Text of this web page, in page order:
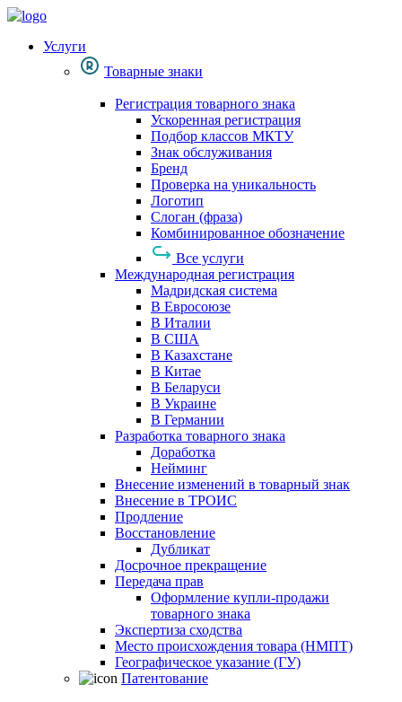
Услуги
Товарные знаки
Регистрация товарного знака
Ускоренная регистрация
Подбор классов МКТУ
Знак обслуживания
Бренд
Проверка на уникальность
Логотип
Слоган (фраза)
Комбинированное обозначение
Все услуги
Международная регистрация
Мадридская система
В Евросоюзе
В Италии
В США
В Казахстане
В Китае
В Беларуси
В Украине
В Германии
Разработка товарного знака
Доработка
Нейминг
Внесение изменений в товарный знак
Внесение в ТРОИС
Продление
Восстановление
Дубликат
Досрочное прекращение
Передача прав
Оформление купли-продажи
товарного знака
Экспертиза сходства
Место происхождения товара (НМПТ)
Географическое указание (ГУ)
Патентование